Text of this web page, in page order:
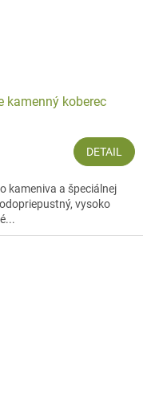
kamenný koberec
DETAIL
kameniva a špeciálnej
vysoko